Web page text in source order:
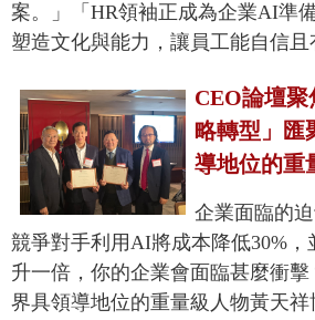
案。」「HR領袖正成為企業AI準
塑造文化與能力，讓員工能自信且
CEO論壇
略轉型」匯
導地位的重
企業面臨的
競爭對手利用AI將成本降低30%，
升一倍，你的企業會面臨甚麼衝
界具領導地位的重量級人物黃天祥